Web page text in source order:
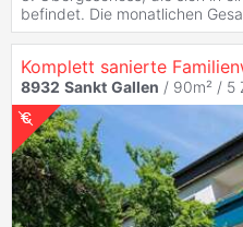
befindet. Die monatlichen
Komplett sanierte
8932 Sankt Gallen / 90m² / 5